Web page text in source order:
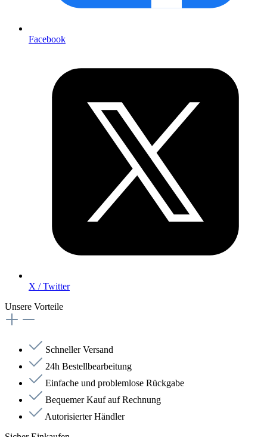
Facebook
X / Twitter
Unsere Vorteile
Schneller Versand
24h Bestellbearbeitung
Einfache und problemlose Rückgabe
Bequemer Kauf auf Rechnung
Autorisierter Händler